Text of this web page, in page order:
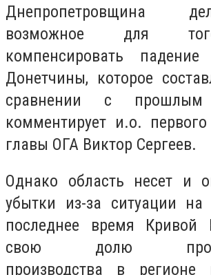
Днепропетровщина
возможное для
компенсировать падение
Донетчины, которое
сравнении с
комментирует и.о. первого
главы ОГА Виктор Сергеев.
Однако область несет и
убытки из-за ситуации
последнее время Кривой
свою долю
производства в